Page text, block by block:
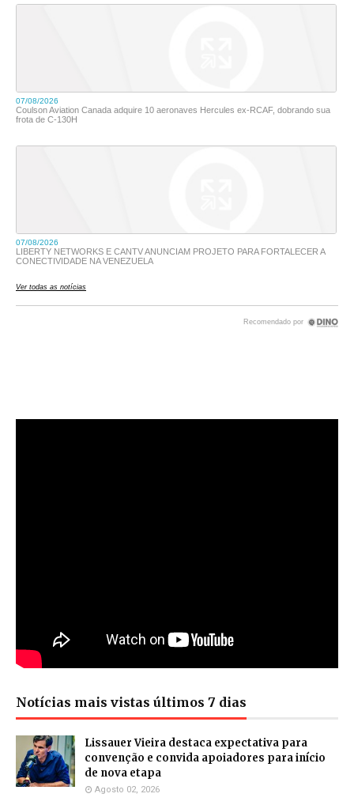
Notícias mais vistas últimos 7 dias
Lissauer Vieira destaca expectativa para
convenção e convida apoiadores para início
de nova etapa
Agosto 02, 2026